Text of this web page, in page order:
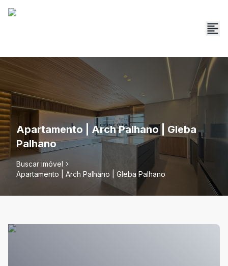
Apartamento | Arch Palhano | Gleba
Palhano
Buscar imóvel
Apartamento | Arch Palhano | Gleba Palhano